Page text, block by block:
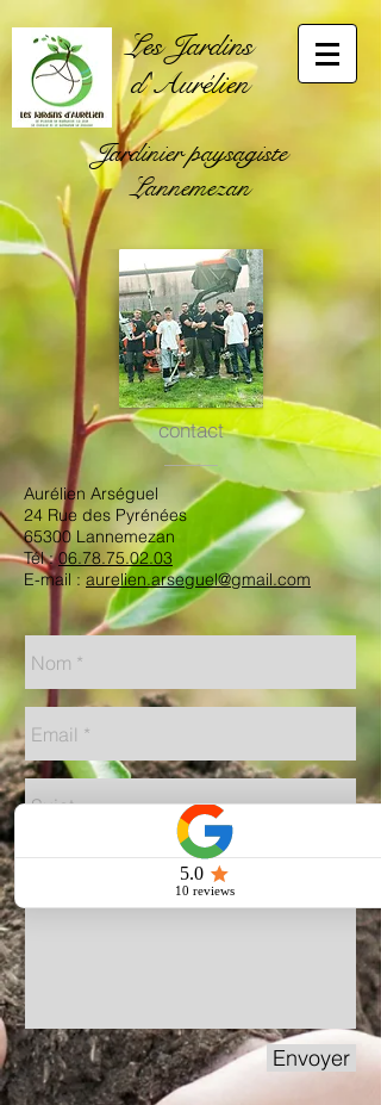
Les Jardins
d'Aurélien
Jardinier paysagiste
Lannemezan
contact
Aurélien Arséguel
24 Rue des Pyrénées
65300 Lannemezan
Tél :06.78.75.02.03
E-mail : aurelien.arseguel@gmail.com
Envoyer